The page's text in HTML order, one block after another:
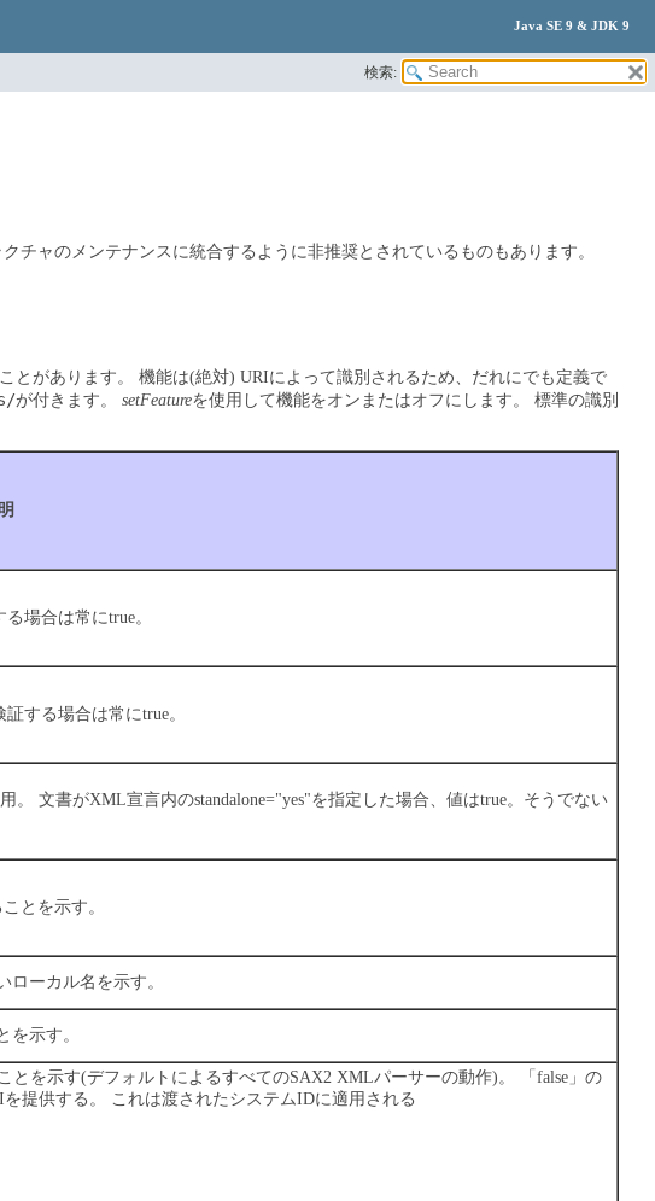
Java SE 9 & JDK 9
検索:
チャのメンテナンスに統合するように非推奨とされているものもあります。
とがあります。
機能は(絶対) URIによって識別されるため、だれにでも定義で
が付きます。 setFeatureを使用して機能をオンまたはオフにします。
標準の識別
場合は常にtrue。
する場合は常にtrue。
。
文書がXML宣言内のstandalone="yes"を指定した場合、値はtrue。そうでない
とを示す。
ローカル名を示す。
を示す。
を示す(デフォルトによるすべてのSAX2 XMLパーサーの動作)。
「false」の
提供する。 これは渡されたシステムIDに適用される